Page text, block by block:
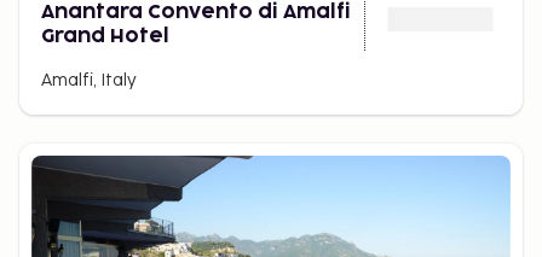
Anantara Convento di Amalfi
Grand Hotel
Amalfi, Italy